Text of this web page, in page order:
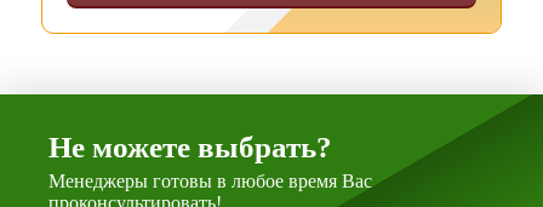
Не можете выбрать?
Менеджеры готовы в любое время Вас
проконсультировать!